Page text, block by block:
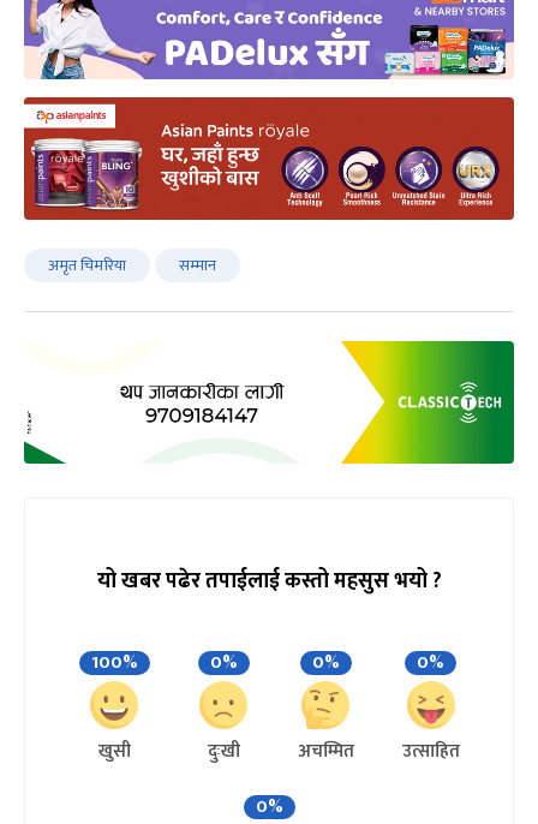
अमृत चिमरिया सम्मान
यो खबर पढेर तपाईलाई कस्तो महसुस भयो ?
100%
खुसी
0%
दुःखी
0%
अचम्मित
0%
उत्साहित
0%